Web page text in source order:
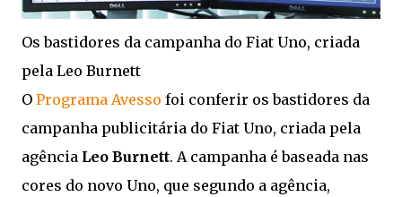
Os bastidores da campanha do Fiat Uno, criada
pela Leo Burnett
O Programa Avesso foi conferir os bastidores da
campanha publicitária do Fiat Uno, criada pela
agência Leo Burnett. A campanha é baseada nas
cores do novo Uno, que segundo a agência,